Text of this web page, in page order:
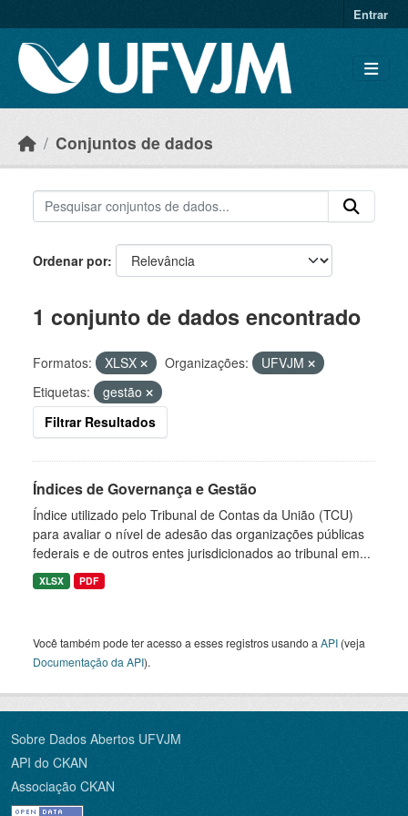
Entrar
Conjuntos de dados
Ordenar por
1 conjunto de dados encontrado
Formatos: XLSX Organizações:
UFVJM
Etiquetas:
gestão
Filtrar Resultados
Índices de Governança e Gestão
Índice utilizado pelo Tribunal de Contas da União (TCU)
para avaliar o nível de adesão das organizações públicas
federais e de outros entes jurisdicionados ao tribunal em...
XLSX PDF
Você também pode ter acesso a esses registros usando a API (veja
Documentação da API).
Sobre Dados Abertos UFVJM
API do CKAN
Associação CKAN